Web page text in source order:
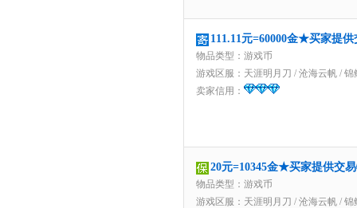
111.11元=60000金★买家提
物品类型：游戏币
游戏区服： 天涯明月刀 / 沧海云帆 / 锦
卖家信用：
20元=10345金★买家提供交
物品类型：游戏币
游戏区服： 天涯明月刀 / 沧海云帆 / 锦